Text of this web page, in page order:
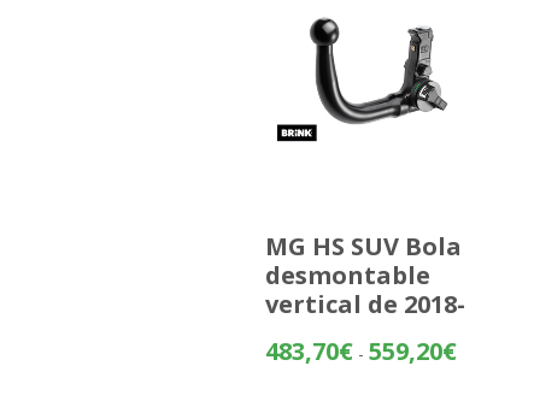
MG HS SUV Bola
desmontable
vertical de 2018-
483,70€ - 559,20€Rango